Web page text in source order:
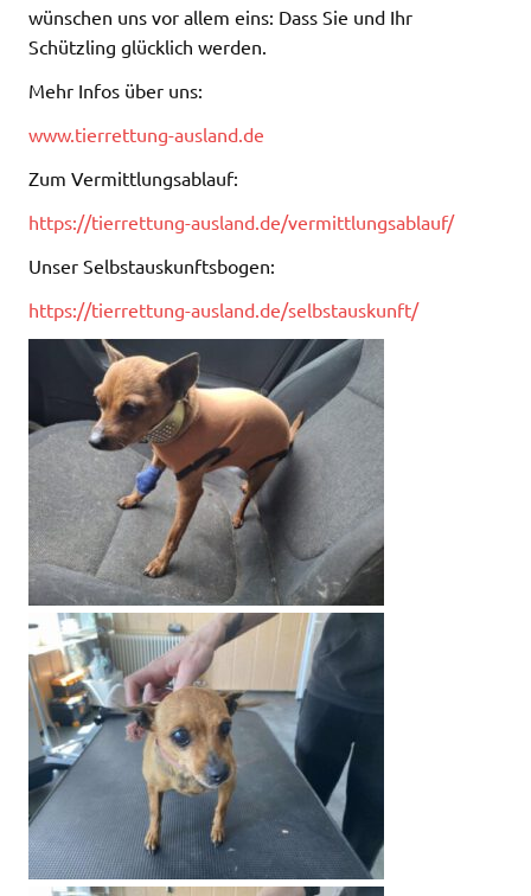
wünschen uns vor allem eins: Dass Sie und Ihr
Schützling glücklich werden.
Mehr Infos über uns:
www.tierrettung-ausland.de
Zum Vermittlungsablauf:
https://tierrettung-ausland.de/vermittlungsablauf/
Unser Selbstauskunftsbogen:
https://tierrettung-ausland.de/selbstauskunft/